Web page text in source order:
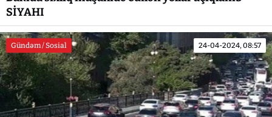
SİYAHI
Gündəm / Sosial 24-04-2024, 08:57